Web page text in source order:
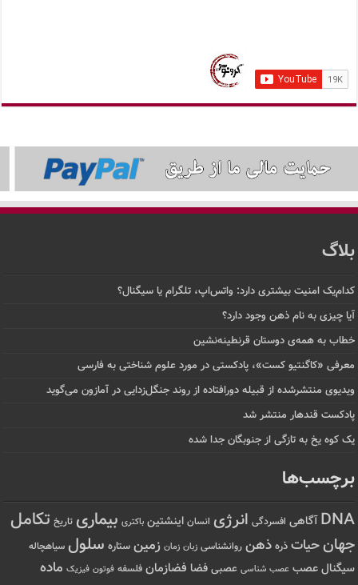
بلاگ
کدام‌یک امنیت بیشتری دارد: واتس‌اپ، تلگرام یا سیگنال؟
آیا چیزی به نام ذهن وجود دارد؟
خطاب به همه‌ی دوستان قرنطینه‌نشین
معرفی «کاگنتیو کست»، پادکستی در مورد علوم شناختی به فارسی
ویدیوی منتشرشده از قبیله دورافتاده‌ از روند جنگل‌زدایی در آمازون می‌گوید
پادکست قندهار منتشر شد
یک کوه یخ به تازگی از جنوبگان جدا شده
برچسب‌ها
DNA آگاهی افسردگی انرژی انسان اینشتین باکتری بیماری تاریخ تکامل
جهانحیات ذره ذهن روانشناسی زبان زمان زمین ستاره سلول سیاهچاله
سیگنال عصب عصب شناسی عصبی فضا فضازمان فلسفه فوتون فیزیک ماده